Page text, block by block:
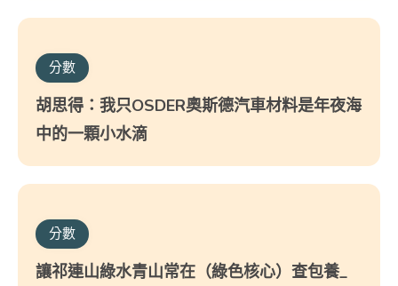
分數
胡思得：我只OSDER奧斯德汽車材料是年夜海
中的一顆小水滴
分數
讓祁連山綠水青山常在（綠色核心）查包養_